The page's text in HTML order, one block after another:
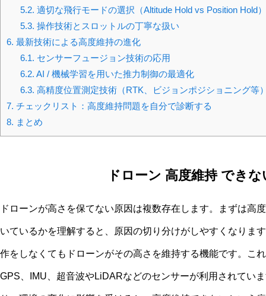
5.2. 適切な飛行モードの選択（Altitude Hold vs Position Hold）
5.3. 操作技術とスロットルの丁寧な扱い
6. 最新技術による高度維持の進化
6.1. センサーフュージョン技術の応用
6.2. AI / 機械学習を用いた推力制御の最適化
6.3. 高精度位置測定技術（RTK、ビジョンポジショニング等
7. チェックリスト：高度維持問題を自分で診断する
8. まとめ
ドローン 高度維持 でき
ドローンが高さを保てない原因は複数存在します。まずは高
いているかを理解すると、原因の切り分けがしやすくなりま
作をしなくてもドローンがその高さを維持する機能です。こ
GPS、IMU、超音波やLiDARなどのセンサーが利用されてい